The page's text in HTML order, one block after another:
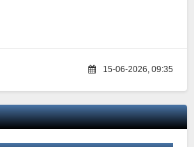
15-06-2026, 09:35